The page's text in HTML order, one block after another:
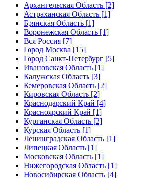
Архангельская Область [2]
Астраханская Область [1]
Брянская Область [1]
Воронежская Область [1]
Вся Россия [7]
Город Москва [15]
Город Санкт-Петербург [5]
Ивановская Область [1]
Калужская Область [3]
Кемеровская Область [2]
Кировская Область [2]
Краснодарский Край [4]
Красноярский Край [1]
Курганская Область [2]
Курская Область [1]
Ленинградская Область [1]
Липецкая Область [1]
Московская Область [1]
Нижегородская Область [1]
Новосибирская Область [4]